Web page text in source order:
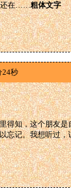
还在……粗体文字
24秒
得知，这个朋友
忘记。我想听过